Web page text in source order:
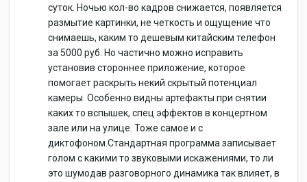
суток. Ночью кол-во кадров снижается, появляется
размытие картинки, не четкость и ощущение что
снимаешь, каким то дешевым китайским телефон
за 5000 руб. Но частично можно исправить
установив стороннее приложение, которое
помогает раскрыть некий скрытый потенциал
камеры. Особенно видны артефакты при снятии
каких то вспышек, спец эффектов в концертном
зале или на улице. Тоже самое и с
диктофоном.Стандартная программа записывает
голом с какими то звуковыми искажениями, то ли
это шумодав разговорного динамика так влияет, в